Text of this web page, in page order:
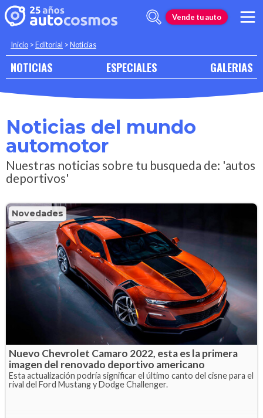
Vende tu auto
Inicio >Editorial >Noticias
NOTICIAS ESPECIALES GALERIAS
Noticias del mundo
automotor
Nuestras noticias sobre tu busqueda de: 'autos
deportivos'
Novedades
Nuevo Chevrolet Camaro 2022, esta es la primera
imagen del renovado deportivo americano
Esta actualización podría significar el último canto del cisne para el
rival del Ford Mustang y Dodge Challenger.